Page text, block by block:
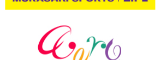
banpaku
chappy